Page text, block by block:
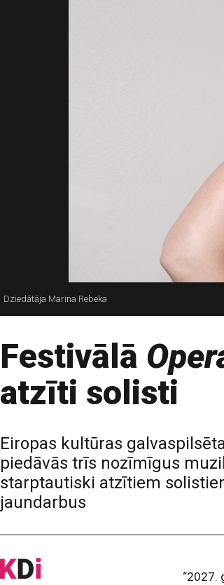
Dziedātāja Marina Rebeka
Festivālā
atzīti solisti
Eiropas kultūras
piedāvās trīs nozīmīgus
starptautiski atzītiem
jaundarbus
“2027.